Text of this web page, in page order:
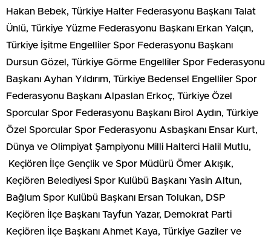
Hakan Bebek, Türkiye Halter Federasyonu Başkanı Talat
Ünlü, Türkiye Yüzme Federasyonu Başkanı Erkan Yalçın,
Türkiye İşitme Engelliler Spor Federasyonu Başkanı
Dursun Gözel, Türkiye Görme Engelliler Spor Federasyonu
Başkanı Ayhan Yıldırım, Türkiye Bedensel Engelliler Spor
Federasyonu Başkanı Alpaslan Erkoç, Türkiye Özel
Sporcular Spor Federasyonu Başkanı Birol Aydın, Türkiye
Özel Sporcular Spor Federasyonu Asbaşkanı Ensar Kurt,
Dünya ve Olimpiyat Şampiyonu Milli Halterci Halil Mutlu,
Keçiören İlçe Gençlik ve Spor Müdürü Ömer Akışık,
Keçiören Belediyesi Spor Kulübü Başkanı Yasin Altun,
Bağlum Spor Kulübü Başkanı Ersan Tolukan, DSP
Keçiören İlçe Başkanı Tayfun Yazar, Demokrat Parti
Keçiören İlçe Başkanı Ahmet Kaya, Türkiye Gaziler ve